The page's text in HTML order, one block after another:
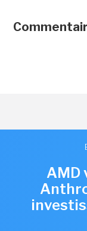
AMD